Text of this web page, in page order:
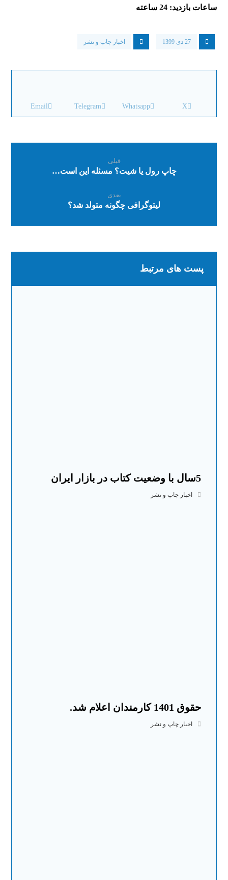
ساعات بازدید: 24 ساعته
27 دی 1399 اخبار چاپ و نشر
X
Whatsapp
Telegram
Email
قبلی
چاپ رول یا شیت؟ مسئله این است…
بعدی
لیتوگرافی چگونه متولد شد؟
پست های مرتبط
5سال با وضعیت کتاب در بازار ایران
اخبار چاپ و نشر
حقوق 1401 کارمندان اعلام شد.
اخبار چاپ و نشر